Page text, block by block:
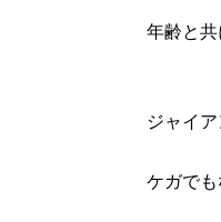
年齢と
ジャイ
ケガで